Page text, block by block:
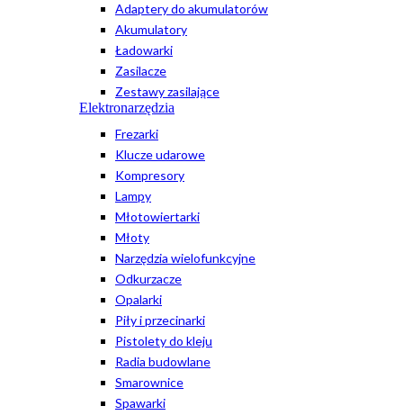
Adaptery do akumulatorów
Akumulatory
Ładowarki
Zasilacze
Zestawy zasilające
Elektronarzędzia
Frezarki
Klucze udarowe
Kompresory
Lampy
Młotowiertarki
Młoty
Narzędzia wielofunkcyjne
Odkurzacze
Opalarki
Piły i przecinarki
Pistolety do kleju
Radia budowlane
Smarownice
Spawarki